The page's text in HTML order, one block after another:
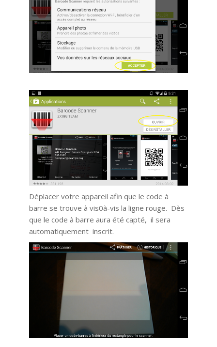
Déplacer votre appareil afin que le code à
barre se trouve à vis0à-vis la ligne rouge. Dès
que le code à barre aura été capté, il sera
automatiquement inscrit.